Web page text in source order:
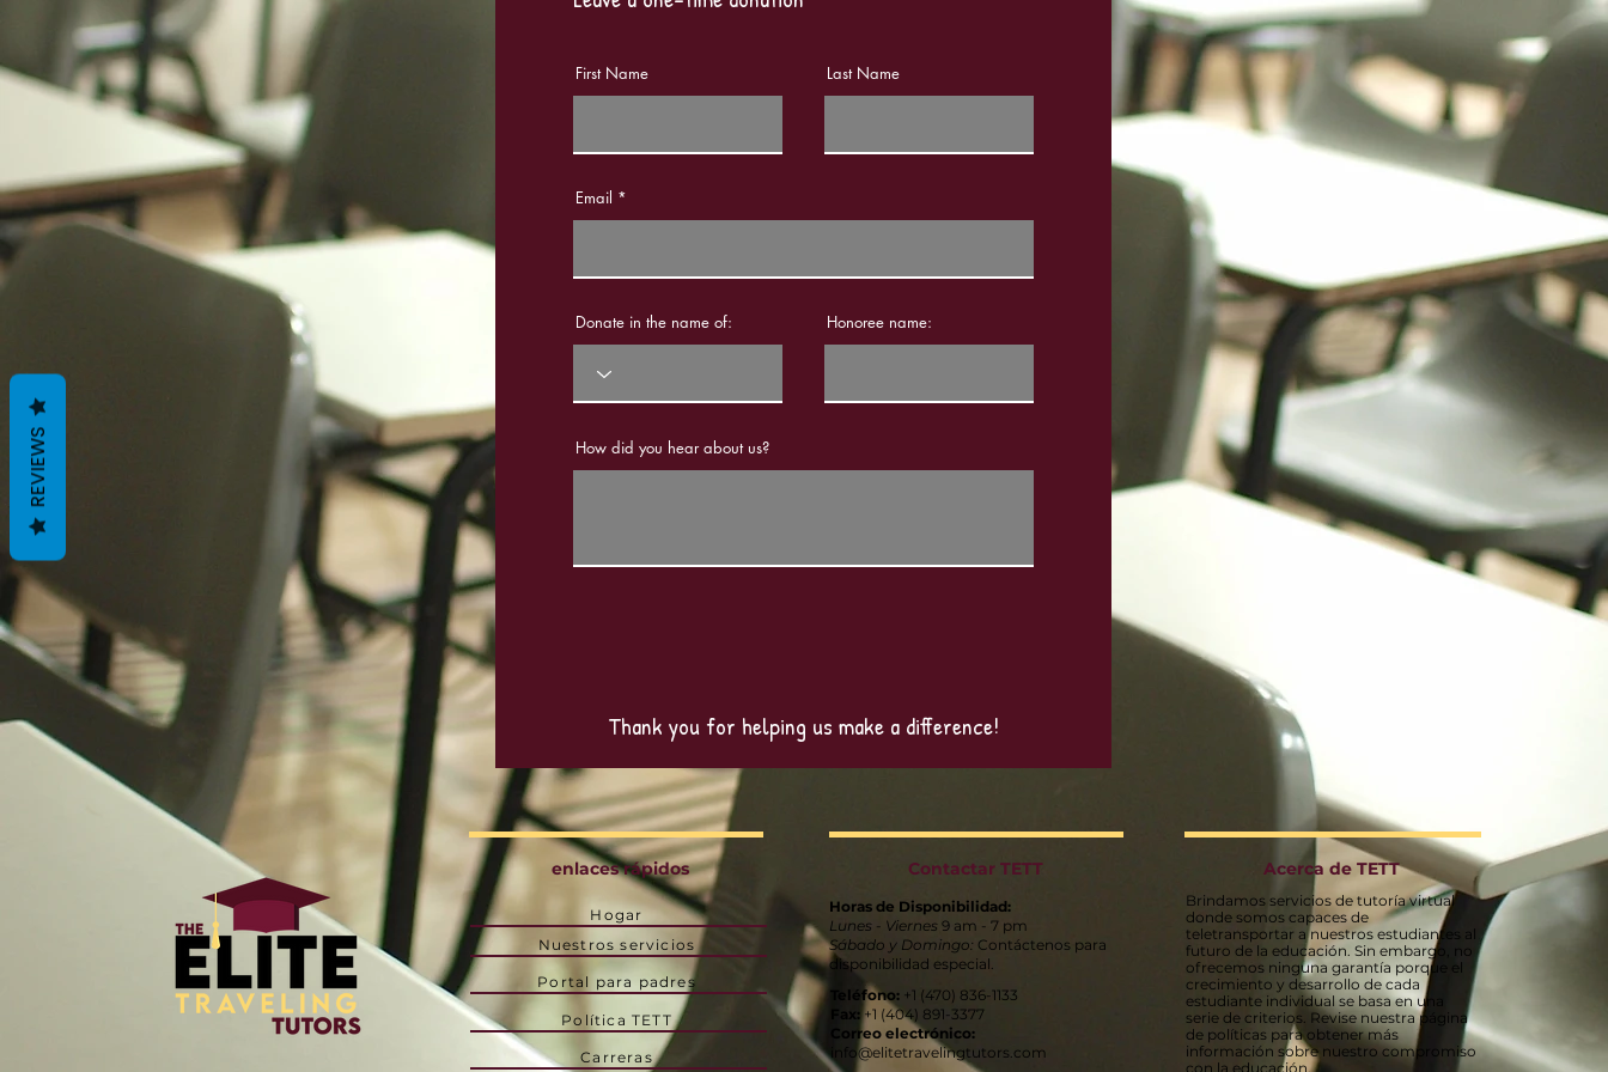
First Name Last Name
Email
Donate in the name of: Honoree name:
How did you hear about us?
Thank you for helping us make a difference!
enlaces rápidos
Hogar
Nuestros servicios
Portal para padres
Política TETT
Carreras
Contactar TETT
Horas de Disponibilidad:
Lunes - Viernes 9 am - 7 pm
Sábado y Domingo: Contáctenos para
disponibilidad especial.
Teléfono: +1 (470) 836-1133
Fax: +1 (404) 891-3377
Correo electrónico:
info@elitetravelingtutors.com
Acerca de TETT
Brindamos servicios de tutoría virtual
donde somos capaces de
teletransportar a nuestros estudiantes al
futuro de la educación. Sin embargo, no
ofrecemos ninguna garantía porque el
crecimiento y desarrollo de cada
estudiante individual se basa en una
serie de criterios. Revise nuestra página
de políticas para obtener más
información sobre nuestro compromiso
con la educación.
REVIEWS